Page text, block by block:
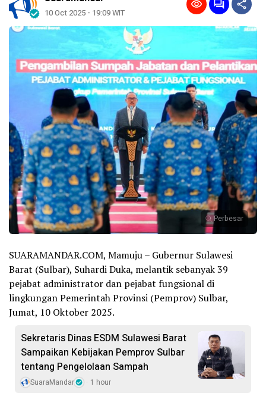
10 Oct 2025 - 19:09 WIT
Perbesar
SUARAMANDAR.COM, Mamuju – Gubernur Sulawesi
Barat (Sulbar), Suhardi Duka, melantik sebanyak 39
pejabat administrator dan pejabat fungsional di
lingkungan Pemerintah Provinsi (Pemprov) Sulbar,
Jumat, 10 Oktober 2025.
Sekretaris Dinas ESDM Sulawesi Barat
Sampaikan Kebijakan Pemprov Sulbar
tentang Pengelolaan Sampah
SuaraMandar 1 hour